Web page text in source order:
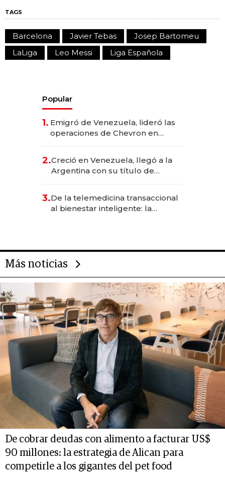
TAGS
Barcelona Javier Tebas
Josep Bartomeu
LaLiga
Leo Messi Liga Española
Popular
1. Emigró de Venezuela, lideró las
operaciones de Chevron en
2.Creció en Venezuela, llegó a la
Argentina con su título de
las marcas "fast premium"
3.De la telemedicina transaccional
al bienestar inteligente: la
Más noticias
De cobrar deudas con alimento a facturar US$
90 millones: la estrategia de Alican para
competirle a los gigantes del pet food